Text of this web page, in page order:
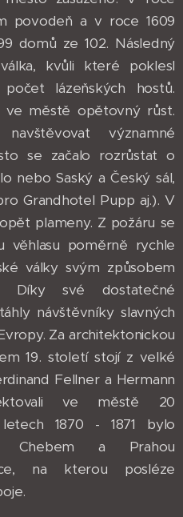
povodeň a v roce 1609
domů ze 102. Následný
kvůli které poklesl
lázeňských hostů.
ve městě opětovný růst.
významné
se začalo rozrůstat o
nebo Saský a Český sál,
Grandhotel Pupp aj.). V
plameny. Z požáru se
věhlasu poměrně rychle
války svým způsobem
Díky své dostatečné
návštěvníky slavných
Za architektonickou
19. století stojí z velké
Fellner a Hermann
ve městě 20
1870 - 1871 bylo
Chebem a Prahou
na kterou posléze